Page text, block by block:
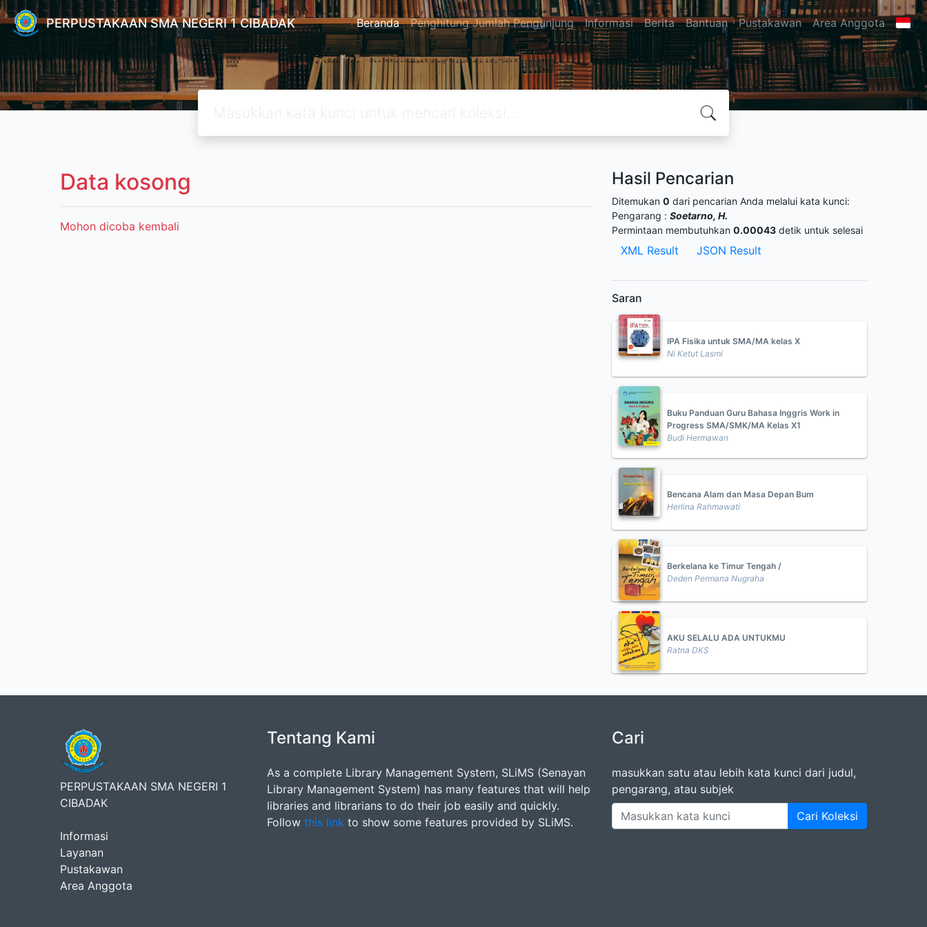
PERPUSTAKAAN SMA NEGERI 1 CIBADAK Beranda Penghitung Jumlah Pengunjung Informasi Berita Bantuan Pustakawan Area Anggota
Data kosong
Mohon dicoba kembali
Hasil Pencarian
Ditemukan 0 dari pencarian Anda melalui kata kunci:
Pengarang : Soetarno, H.
Permintaan membutuhkan 0.00043 detik untuk selesai
XML Result JSON Result
Saran
IPA Fisika untuk SMA/MA kelas X
Ni Ketut Lasmi
Buku Panduan Guru Bahasa Inggris Work in
Progress SMA/SMK/MA Kelas X1
Budi Hermawan
Bencana Alam dan Masa Depan Bum
Herlina Rahmawati
Berkelana ke Timur Tengah /
Deden Permana Nugraha
AKU SELALU ADA UNTUKMU
Ratna DKS
PERPUSTAKAAN SMA NEGERI 1
CIBADAK
Informasi
Layanan
Pustakawan
Area Anggota
Tentang Kami
As a complete Library Management System, SLiMS (Senayan
Library Management System) has many features that will help
libraries and librarians to do their job easily and quickly.
Follow this link to show some features provided by SLiMS.
Cari
masukkan satu atau lebih kata kunci dari judul,
pengarang, atau subjek
Cari Koleksi